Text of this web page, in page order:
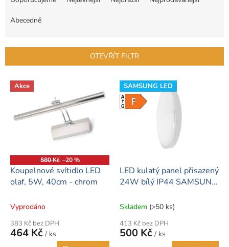
í
r
d
Abecedně
OTEVŘÍT FILTR
V Akce
580 Kč –20 %
Koupelnové svítidlo LED
olaf, 5W, 40cm - chrom
Vyprodáno
383 Kč bez DPH
464 Kč / ks
SAMSUNG LED
LED kulatý panel přisazený
24W bílý IP44 SAMSUNG
Skladem (>50 ks)
413 Kč bez DPH
500 Kč / ks